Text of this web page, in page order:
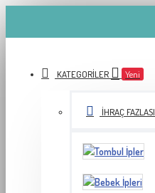
KATEGORILER Yeni
İHRAÇ FAZLASI